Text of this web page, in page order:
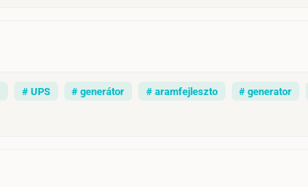
# UPS # generátor # aramfejleszto # generator